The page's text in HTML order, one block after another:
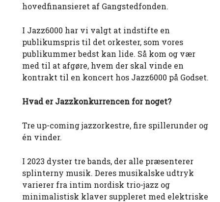
hovedfinansieret af Gangstedfonden.
I Jazz6000 har vi valgt at indstifte en
publikumspris til det orkester, som vores
publikummer bedst kan lide. Så kom og vær
med til at afgøre, hvem der skal vinde en
kontrakt til en koncert hos Jazz6000 på Godset.
Hvad er Jazzkonkurrencen for noget?
Tre up-coming jazzorkestre, fire spillerunder og
én vinder.
I 2023 dyster tre bands, der alle præsenterer
splinterny musik. Deres musikalske udtryk
varierer fra intim nordisk trio-jazz og
minimalistisk klaver suppleret med elektriske